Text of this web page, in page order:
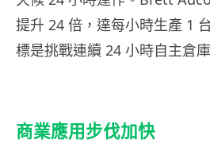
提升 24 倍，達每小時生產 1
標是挑戰連續 24 小時自主倉
商業應用步伐加快